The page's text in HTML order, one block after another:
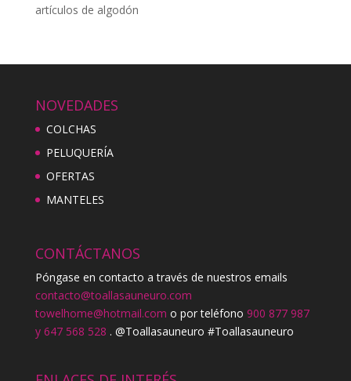
artículos de algodón
NOVEDADES
COLCHAS
PELUQUERÍA
OFERTAS
MANTELES
CONTÁCTANOS
Póngase en contacto a través de nuestros emails
contacto@toallasauneuro.com
towelhome@hotmail.com o por teléfono 900 877 987
y 647 568 528 . @Toallasauneuro #Toallasauneuro